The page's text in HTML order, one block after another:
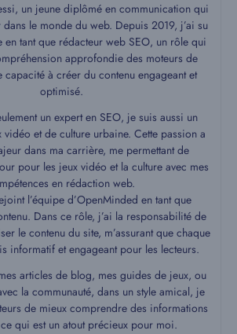
un jeune diplômé en communication qui
le monde du web. Depuis 2019, j’ai su
en tant que rédacteur web SEO, un rôle qui
approfondie des moteurs de
capacité à créer du contenu engageant et
optimisé.
un expert en SEO, je suis aussi un
vidéo et de culture urbaine. Cette passion a
dans ma carrière, me permettant de
pour les jeux vidéo et la culture avec mes
en rédaction web.
l’équipe d’OpenMinded en tant que
Dans ce rôle, j’ai la responsabilité de
le contenu du site, m’assurant que chaque
informatif et engageant pour les lecteurs.
articles de blog, mes guides de jeux, ou
la communauté, dans un style amical, je
de mieux comprendre des informations
qui est un atout précieux pour moi.